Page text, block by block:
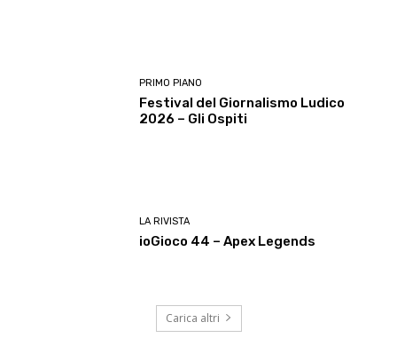
PRIMO PIANO
Festival del Giornalismo Ludico
2026 – Gli Ospiti
LA RIVISTA
ioGioco 44 – Apex Legends
Carica altri